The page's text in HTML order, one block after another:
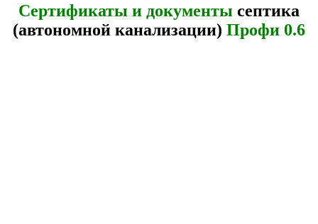
Сертификаты и документы септика
(автономной канализации) Профи 0.6